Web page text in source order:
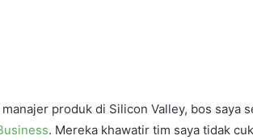
produk di Silicon Valley, bos saya
. Mereka khawatir tim saya tidak